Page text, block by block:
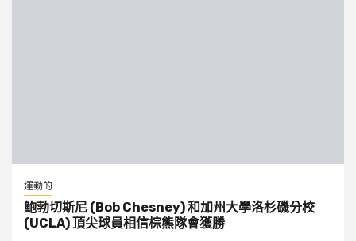
運動的
鮑勃切斯尼 (Bob Chesney) 和加州大學洛杉磯分校
(UCLA) 頂尖球員相信棕熊隊會獲勝